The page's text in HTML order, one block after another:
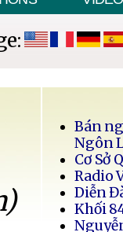
Bán
Ngôn
Cơ Sở
Radio
Diễn
Khối